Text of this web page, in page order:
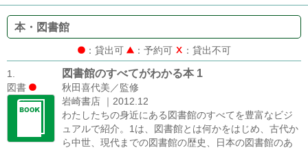
ル一覧
おすすめブ
ックリスト
休館日カレ
ンダー
録
本・図書館
：貸出可 ：予約可 ：貸出不可
1.
図書
図書館のすべてがわかる本 1
秋田喜代美／監修
岩崎書店 ｜2012.12
わたしたちの身近にある図書館のすべてを豊富なビジ
ュアルで紹介。1は、図書館とは何かをはじめ、古代か
ら中世、現代までの図書館の歴史、日本の図書館のあ